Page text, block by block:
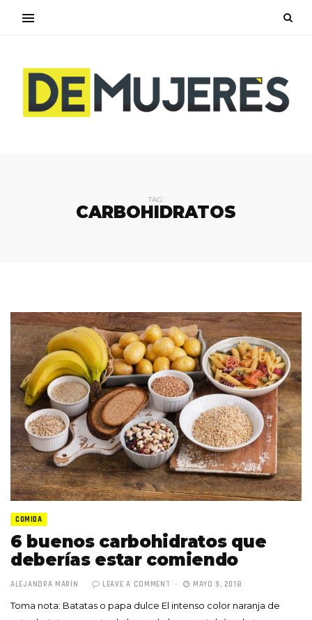
TAG:
CARBOHIDRATOS
COMIDA
6 buenos carbohidratos que
deberías estar comiendo
ALEJANDRA MARÍN LEAVE A COMMENT MAYO 9, 2018
Toma nota: Batatas o papa dulce El intenso color naranja de